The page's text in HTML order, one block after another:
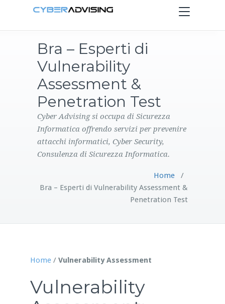
Toggle
navigation
PRODOTTI
CONTATTI
Bra – Esperti di
Vulnerability
Assessment &
Penetration Test
Cyber Advising si occupa di Sicurezza
Informatica offrendo servizi per prevenire
attacchi informatici, Cyber Security,
Consulenza di Sicurezza Informatica.
Home/
Bra – Esperti di Vulnerability Assessment &
Penetration Test
Home/ Vulnerability Assessment
Vulnerability